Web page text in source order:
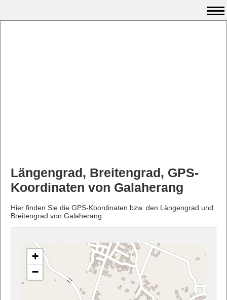
Längengrad, Breitengrad, GPS-
Koordinaten von Galaherang
Hier finden Sie die GPS-Koordinaten bzw. den Längengrad und
Breitengrad von Galaherang.
+
−